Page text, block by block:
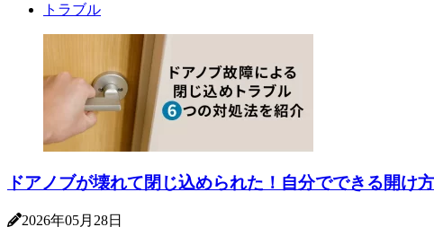
トラブル
ドアノブが壊れて閉じ込められた！自分でできる開け
2026年05月28日